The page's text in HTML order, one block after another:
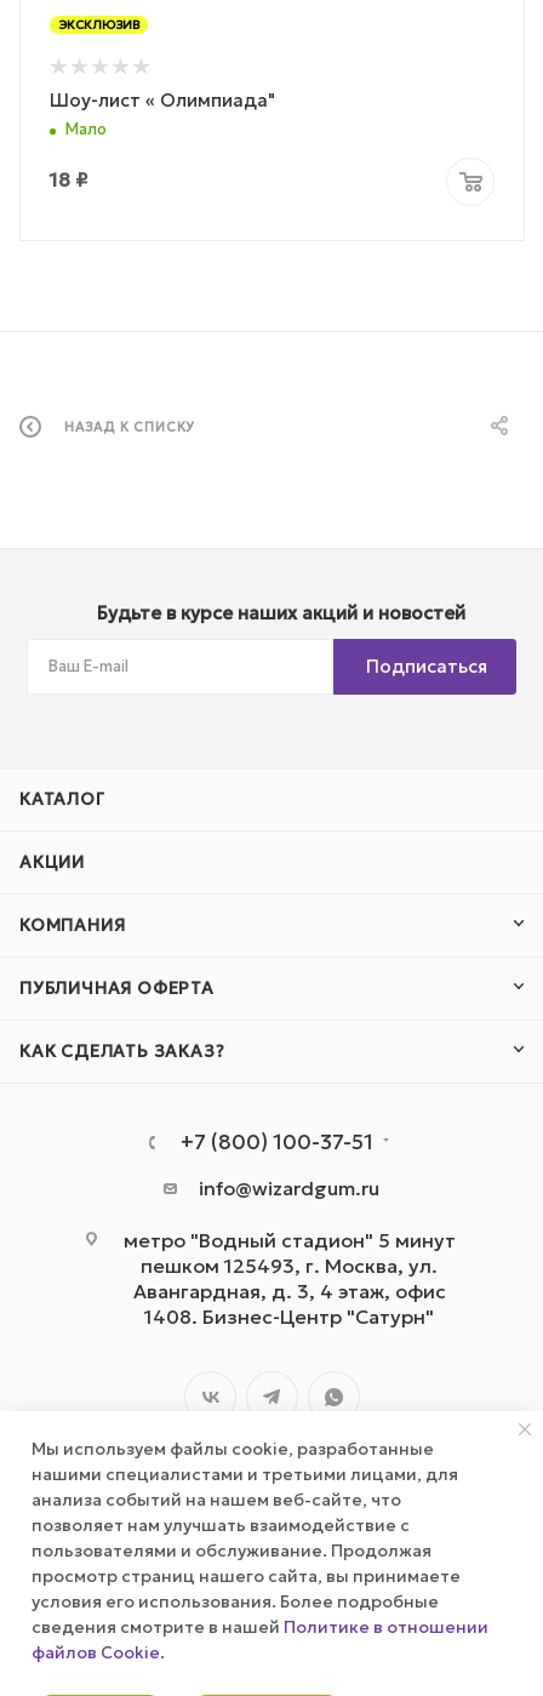
ЭКСКЛЮЗИВ
Шоу-лист « Олимпиада"
Мало
18 ₽
НАЗАД К СПИСКУ
Будьте в курсе наших акций и новостей
Подписаться
КАТАЛОГ
АКЦИИ
КОМПАНИЯ
ПУБЛИЧНАЯ ОФЕРТА
КАК СДЕЛАТЬ ЗАКАЗ?
+7 (800) 100-37-51
info@wizardgum.ru
метро "Водный стадион" 5 минут
пешком 125493, г. Москва, ул.
Авангардная, д. 3, 4 этаж, офис
1408. Бизнес-Центр "Сатурн"
2026 © wizardgum.ru, 2021
Мы используем файлы cookie, разработанные
нашими специалистами и третьими лицами, для
анализа событий на нашем веб-сайте, что
позволяет нам улучшать взаимодействие с
пользователями и обслуживание. Продолжая
просмотр страниц нашего сайта, вы принимаете
условия его использования. Более подробные
сведения смотрите в нашей Политике в отношении
файлов Cookie.